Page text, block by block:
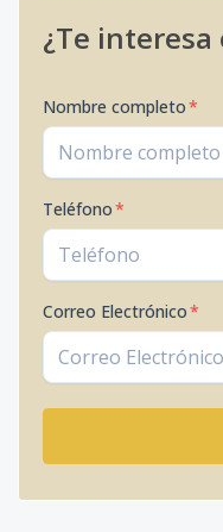
¿Te
Nombre completo*
Teléfono*
Correo Electrónico*